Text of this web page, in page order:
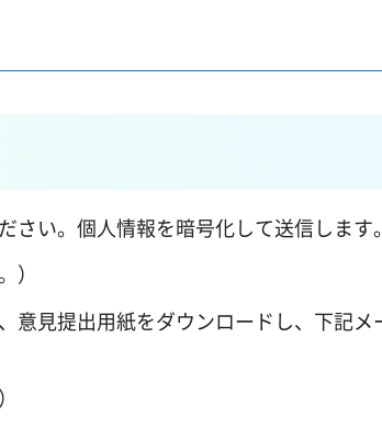
い。個人情報を暗号化して送信します。
意見提出用紙をダウンロードし、下記